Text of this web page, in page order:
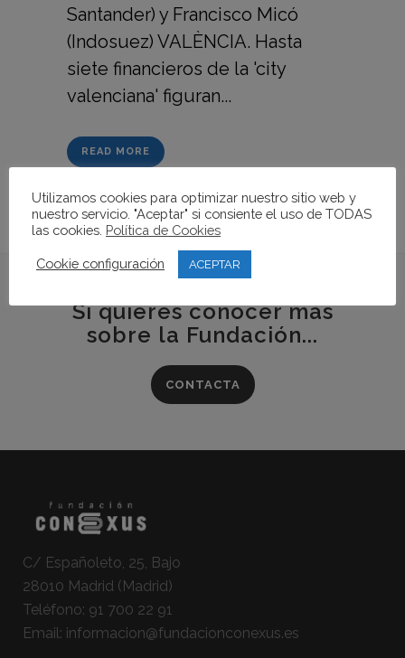
Santander) y Francisco Micó
(Indosuez) VALÈNCIA. Hasta
siete financieros de la 'city
valenciana' figuran...
READ MORE
Si quieres conocer más
sobre la Fundación...
CONTACTA
C/ Españoleto, 25, Bajo
28010 Madrid (Madrid)
Teléfono: 91 700 22 91
Email: informacion@fundacionconexus.es
Utilizamos cookies para optimizar nuestro sitio web y
nuestro servicio. "Aceptar" si consiente el uso de TODAS
las cookies. Política de Cookies
Cookie configuración ACEPTAR